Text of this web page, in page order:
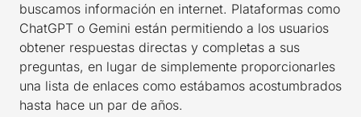
buscamos información en internet. Plataformas como
ChatGPT o Gemini están permitiendo a los usuarios
obtener respuestas directas y completas a sus
preguntas, en lugar de simplemente proporcionarles
una lista de enlaces como estábamos acostumbrados
hasta hace un par de años.